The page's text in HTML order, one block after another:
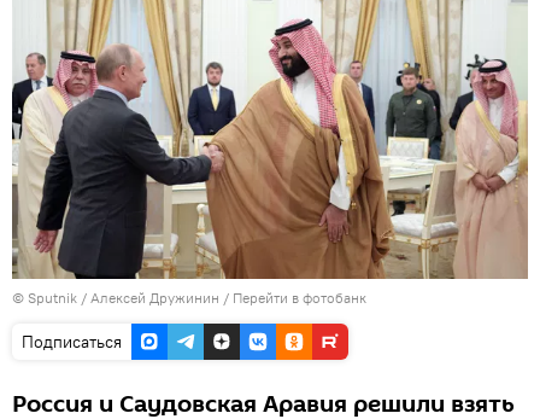
© Sputnik / Алексей Дружинин / Перейти в фотобанк
Подписаться
Россия и Саудовская Аравия решили взять